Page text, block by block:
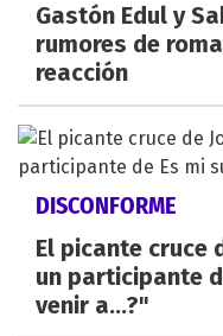
Gastón Edul y
rumores de
reacción
DISCONFORME
El picante cruce
un participante
venir a...?"